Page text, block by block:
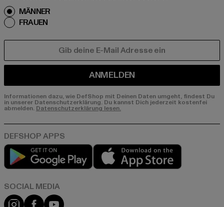
MÄNNER
FRAUEN
ANMELDEN
Informationen dazu, wie DefShop mit Deinen Daten umgeht, findest Du
in unserer Datenschutzerklärung. Du kannst Dich jederzeit kostenfei
abmelden.Datenschutzerklärung lesen.
Play market
Instagram
FacebookYouTube